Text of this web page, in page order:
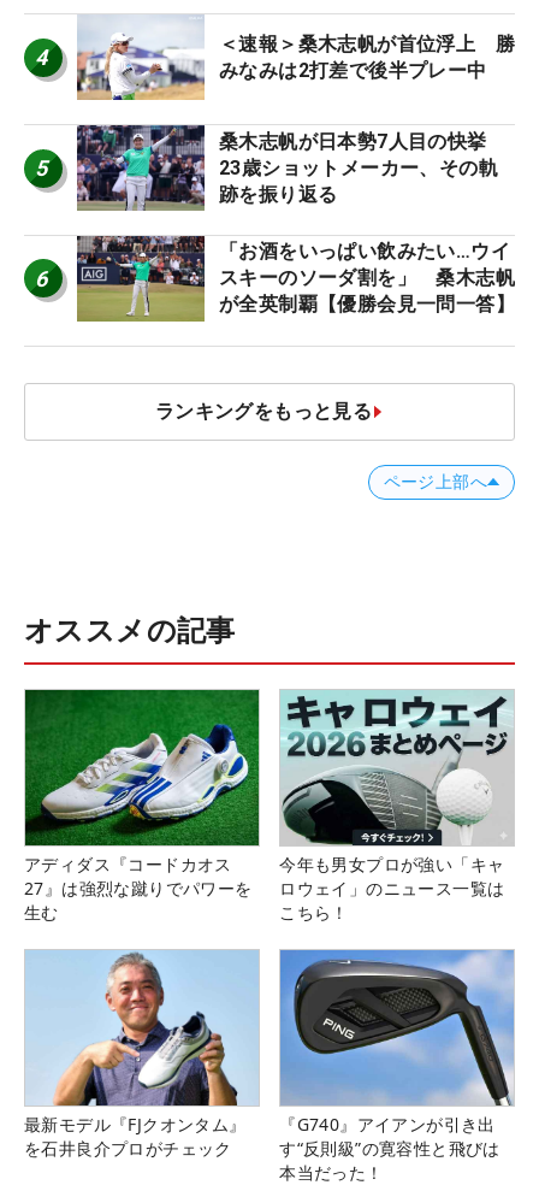
4
＜速報＞桑木志帆が首位浮上 勝
みなみは2打差で後半プレー中
5
桑木志帆が日本勢7人目の快挙
23歳ショットメーカー、その軌
跡を振り返る
6
「お酒をいっぱい飲みたい…ウイ
スキーのソーダ割を」 桑木志帆
が全英制覇【優勝会見一問一答】
ランキングをもっと見る
ページ上部へ
オススメの記事
アディダス『コードカオス
27』は強烈な蹴りでパワーを
生む
今年も男女プロが強い「キャ
ロウェイ」のニュース一覧は
こちら！
最新モデル『FJクオンタム』
を石井良介プロがチェック
『G740』アイアンが引き出
す“反則級”の寛容性と飛びは
本当だった！